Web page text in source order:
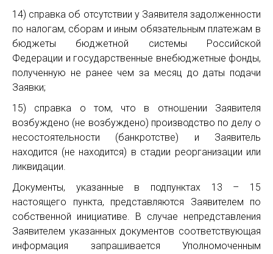
14) справка об отсутствии у Заявителя задолженности
по налогам, сборам и иным обязательным платежам в
бюджеты бюджетной системы Российской
Федерации и государственные внебюджетные фонды,
полученную не ранее чем за месяц до даты подачи
Заявки;
15) справка о том, что в отношении Заявителя
возбуждено (не возбуждено) производство по делу о
несостоятельности (банкротстве) и Заявитель
находится (не находится) в стадии реорганизации или
ликвидации.
Документы, указанные в подпунктах 13 – 15
настоящего пункта, представляются Заявителем по
собственной инициативе. В случае непредставления
Заявителем указанных документов соответствующая
информация запрашивается Уполномоченным